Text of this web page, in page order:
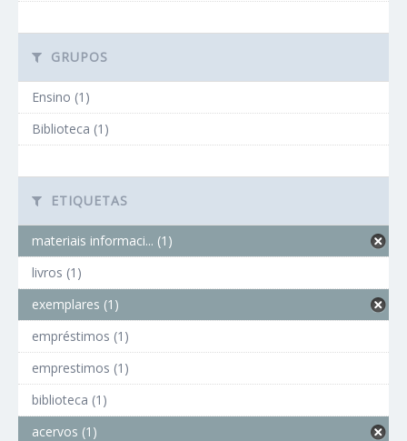
GRUPOS
Ensino (1)
Biblioteca (1)
ETIQUETAS
materiais informaci... (1)
livros (1)
exemplares (1)
empréstimos (1)
emprestimos (1)
biblioteca (1)
acervos (1)